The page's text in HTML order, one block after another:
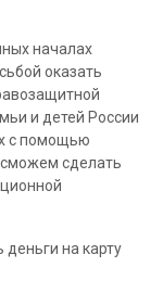
началах
оказать
и детей России
с помощью
сделать
на карту